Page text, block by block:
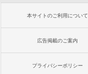
本サイトのご利用について
広告掲載のご案内
プライバシーポリシー